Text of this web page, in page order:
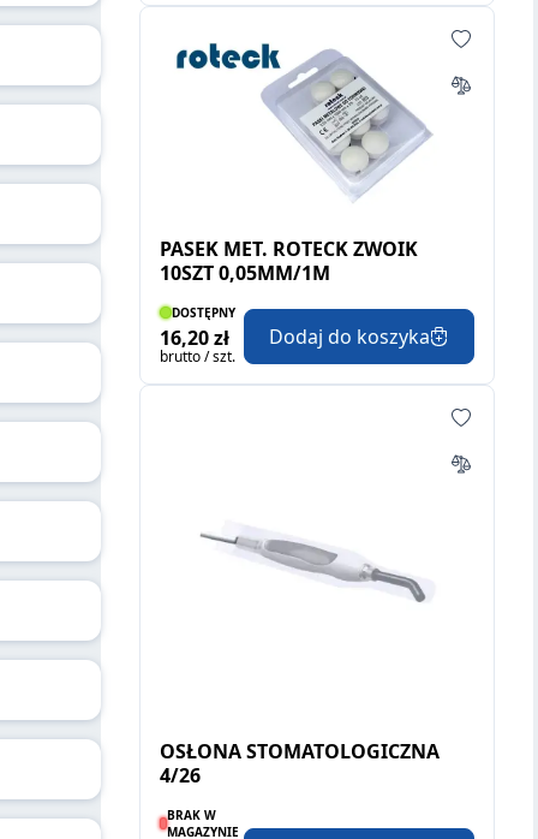
PASEK MET. ROTECK ZWOIK
10SZT 0,05MM/1M
DOSTĘPNY
16,20 zł
brutto / szt.
Dodaj do koszyka
OSŁONA STOMATOLOGICZNA
4/26
BRAK W
MAGAZYNIE